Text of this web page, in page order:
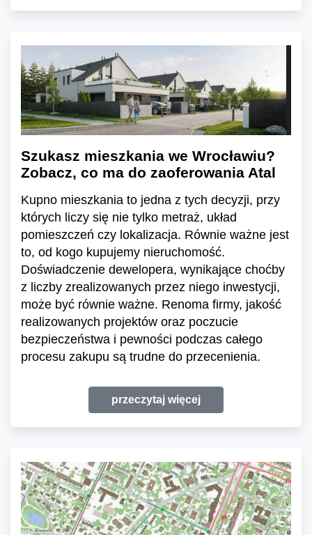
Szukasz mieszkania we Wrocławiu?
Zobacz, co ma do zaoferowania Atal
Kupno mieszkania to jedna z tych decyzji, przy
których liczy się nie tylko metraż, układ
pomieszczeń czy lokalizacja. Równie ważne jest
to, od kogo kupujemy nieruchomość.
Doświadczenie dewelopera, wynikające choćby
z liczby zrealizowanych przez niego inwestycji,
może być równie ważne. Renoma firmy, jakość
realizowanych projektów oraz poczucie
bezpieczeństwa i pewności podczas całego
procesu zakupu są trudne do przecenienia.
przeczytaj więcej